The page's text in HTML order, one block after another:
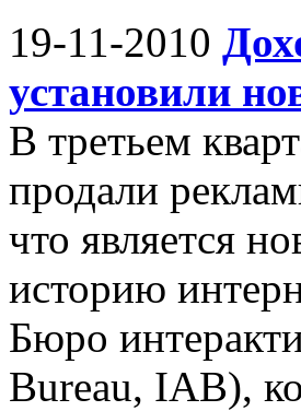
19-11-2010
установили
В третьем
продали
что является
историю
Бюро
Bureau, IAB),